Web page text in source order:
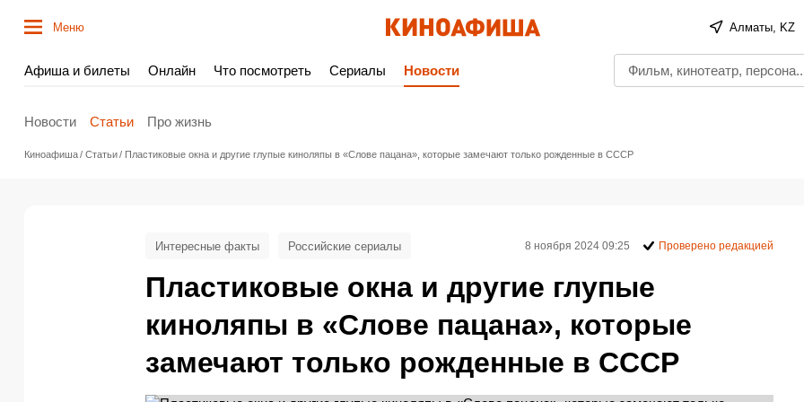
Меню Алматы, KZ
Афиша и билеты Онлайн Что посмотреть Сериалы Новости
Новости Статьи Про жизнь
Киноафиша Статьи Пластиковые окна и другие глупые киноляпы в «Слове пацана», которые замечают только рожденные в СССР
Пластиковые окна и другие глупые
киноляпы в «Слове пацана», которые
замечают только рожденные в СССР
Интересные факты Российские сериалы 8 ноября 2024 09:25 Проверено редакцией